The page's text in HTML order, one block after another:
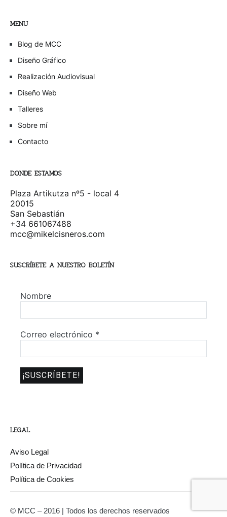
MENU
Blog de MCC
Diseño Gráfico
Realización Audiovisual
Diseño Web
Talleres
Sobre mí
Contacto
DONDE ESTAMOS
Plaza Artikutza nº5 - local 4
20015
San Sebastián
+34 661067488
mcc@mikelcisneros.com
SUSCRÍBETE A NUESTRO BOLETÍN
Nombre
Correo electrónico *
LEGAL
Aviso Legal
Política de Privacidad
Política de Cookies
© MCC – 2016 | Todos los derechos reservados